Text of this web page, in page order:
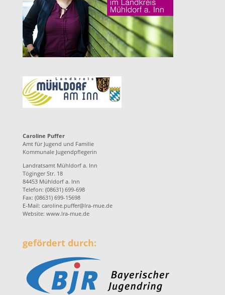
Caroline Puffer
Amt für Jugend und Familie
Kommunale Jugendpflegerin
Landratsamt Mühldorf a. Inn
Töginger Str. 18
84453 Mühldorf a. Inn
Telefon: (08631) 699-698
Fax: (08631) 699-15698
E-Mail: caroline.puffer@lra-mue.de
Website: www.lra-mue.de
gefördert durch: